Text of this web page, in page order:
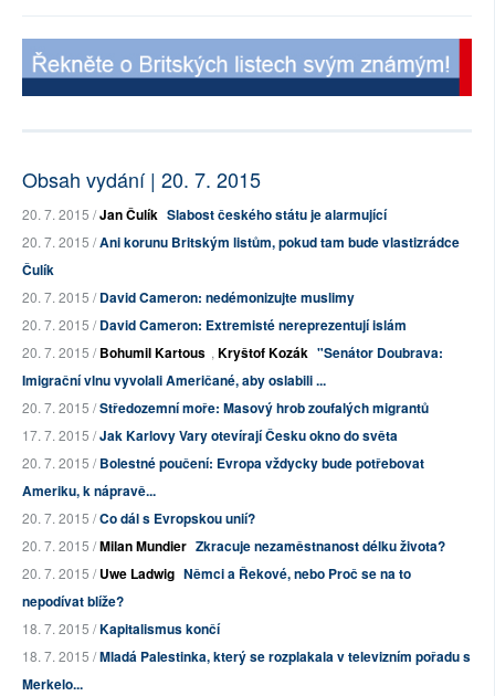
Obsah vydání | 20. 7. 2015
20. 7. 2015 /Jan Čulík Slabost českého státu je alarmující
20. 7. 2015 /Ani korunu Britským listům, pokud tam bude vlastizrádce
Čulík
20. 7. 2015 /David Cameron: nedémonizujte muslimy
20. 7. 2015 /David Cameron: Extremisté nereprezentují islám
20. 7. 2015 /Bohumil Kartous , Kryštof Kozák "Senátor Doubrava:
Imigrační vlnu vyvolali Američané, aby oslabili ...
20. 7. 2015 /Středozemní moře: Masový hrob zoufalých migrantů
17. 7. 2015 /Jak Karlovy Vary otevírají Česku okno do světa
20. 7. 2015 /Bolestné poučení: Evropa vždycky bude potřebovat
Ameriku, k nápravě...
20. 7. 2015 /Co dál s Evropskou unií?
20. 7. 2015 /Milan Mundier Zkracuje nezaměstnanost délku života?
20. 7. 2015 /Uwe Ladwig Němci a Řekové, nebo Proč se na to
nepodívat blíže?
18. 7. 2015 /Kapitalismus končí
18. 7. 2015 /Mladá Palestinka, který se rozplakala v televizním pořadu s
Merkelo...